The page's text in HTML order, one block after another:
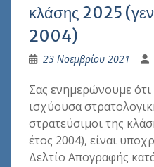
κλάσης 2025
2004)
23 Νοεμβρίου 2021
Σας ενημερώνουμε
ισχύουσα
στρατεύσιμοι της
έτος 2004), είναι
Δελτίο Απογραφής